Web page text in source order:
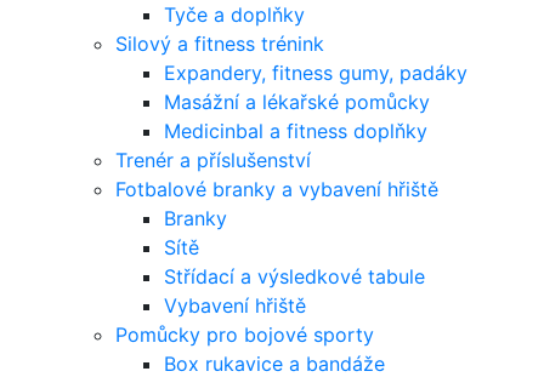
Tyče a doplňky
Silový a fitness trénink
Expandery, fitness gumy, padáky
Masážní a lékařské pomůcky
Medicinbal a fitness doplňky
Trenér a příslušenství
Fotbalové branky a vybavení hřiště
Branky
Sítě
Střídací a výsledkové tabule
Vybavení hřiště
Pomůcky pro bojové sporty
Box rukavice a bandáže